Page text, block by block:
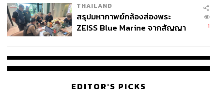
ABOUT THE AUTHOR
Executive Director กลุ่มจัดการลงทุน
THAILAND
สรุปมหากาพย์กล้องส่องพระ
ZEISS Blue Marine จากสัญญา
จ่ายหนี้-แอบระบุแบรนด์
1
EDITOR'S PICKS